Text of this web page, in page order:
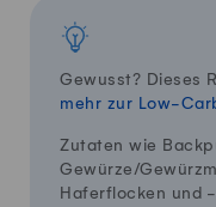
Gewusst? Dieses
mehr zur Low-
Zutaten wie
Gewürze/
Haferflocken und